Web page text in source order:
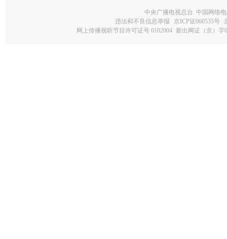
中央广播电视总台 中国网络
违法和不良信息举报
京ICP证060535号
网上传播视听节目许可证号 0102004 新出网证（京）